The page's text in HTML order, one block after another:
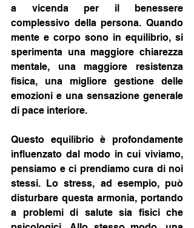
a vicenda per il benessere
complessivo della persona. Quando
mente e corpo sono in equilibrio, si
sperimenta una maggiore chiarezza
mentale, una maggiore resistenza
fisica, una migliore gestione delle
emozioni e una sensazione generale
di pace interiore.
Questo equilibrio è profondamente
influenzato dal modo in cui viviamo,
pensiamo e ci prendiamo cura di noi
stessi. Lo stress, ad esempio, può
disturbare questa armonia, portando
a problemi di salute sia fisici che